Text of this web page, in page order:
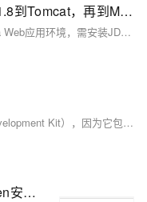
"解锁Java Web传奇之旅：从JDK1.8到Tomcat，再到MariaDB，一场跨越数据库的冒险安装盛宴，挑战你的技术极限！"
【8月更文挑战第19天】在Linux上搭建Java Web应用环境，需安装JDK 1.8、Tomcat及MariaDB。本指南详述了使用apt-get安装OpenJDK 1.8的方法，并验证其版本。接着下载与解压Tomcat至`/usr/local/`目录，并启动服务。最后，通过apt-get安装MariaDB，设置基本安全配置。完成这些步骤后，即可验证各组件的状态，为部署Java Web应用打下基础。
开发Java程序通常需要安装JDK（Java Development Kit），因为它包含了编译、运行和调试Java程序所需的各种工具和环境。不过，某些集成开发环境（IDE）可能内置了JDK，或可使用在线Java编辑器，无需单独安装。
【前端学java】全网最详细的maven安装与IDEA集成教程！